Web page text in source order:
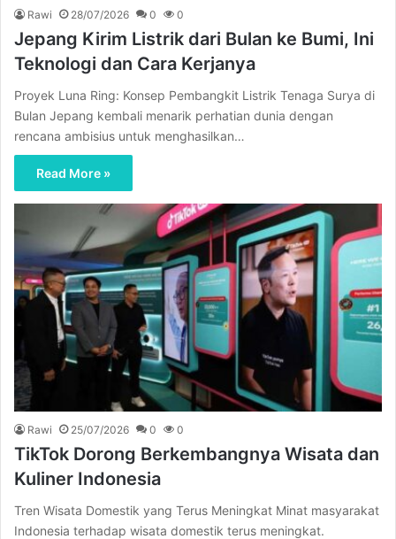
Rawi 28/07/2026 0 0
Jepang Kirim Listrik dari Bulan ke Bumi, Ini
Teknologi dan Cara Kerjanya
Proyek Luna Ring: Konsep Pembangkit Listrik Tenaga Surya di
Bulan Jepang kembali menarik perhatian dunia dengan
rencana ambisius untuk menghasilkan…
Read More »
Rawi 25/07/2026 0 0
TikTok Dorong Berkembangnya Wisata dan
Kuliner Indonesia
Tren Wisata Domestik yang Terus Meningkat Minat masyarakat
Indonesia terhadap wisata domestik terus meningkat.